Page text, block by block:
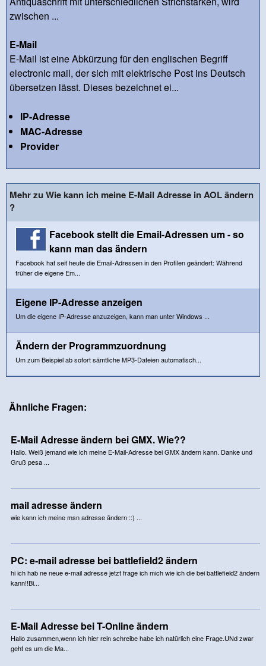
zwischen ...
E-Mail
E-Mail ist eine Abkürzung für den englischen Begriff
electronic mail, der sich mit elektrische Post ins Deutsch
übersetzen lässt. Dieses bezeichnet ei...
IP-Adresse
MAC-Adresse
Provider
Mehr zu Wie kann ich meine E-Mail Adresse in AOL ändern
?
Facebook stellt die Email-Adressen um - so
kann man das ändern
Facebook hat seit heute die Email-Adressen in den Profilen geändert: Während
früher die eigene Em...
Eigene IP-Adresse anzeigen
Um die eigene IP-Adresse anzuzeigen, kann man unter Windows ...
Ändern der Programmzuordnung
Um zum Beispiel ab sofort sämtliche MP3-Dateien automatisch...
Ähnliche Fragen:
E-Mail Adresse ändern bei GMX. Wie??
Hallo. Weiß jemand wie ich meine E-Mail-Adresse bei GMX ändern kann. Danke und
Gruß pesa ...
mail adresse ändern
wie kann ich meine msn adresse ändern ::) ...
PC: e-mail adresse bei battlefield2 ändern
hi ich hab ne neue e-mail adresse jetzt frage ich mich wie ich die bei battlefield2 ändern
kann!!Bi...
E-Mail Adresse bei T-Online ändern
Hallo zusammen,wenn ich hier rein schreibe habe ich natürlich eine Frage.UNd zwar
geht es um die Ma...